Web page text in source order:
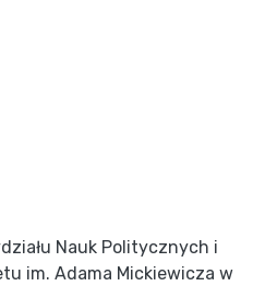
Nauk Politycznych i
im. Adama Mickiewicza w